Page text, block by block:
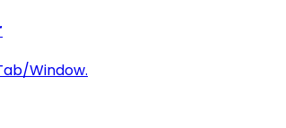
Window.